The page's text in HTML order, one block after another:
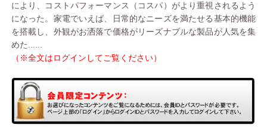
により、コストパフォーマンス（コスパ）がより重視されるよう
になった。家電でいえば、日常的なニーズを満たせる基本的機能
を搭載し、外観がお洒落で価格がリーズナブルな製品が人気を集
めた......
（※全文はログインしてご覧ください）